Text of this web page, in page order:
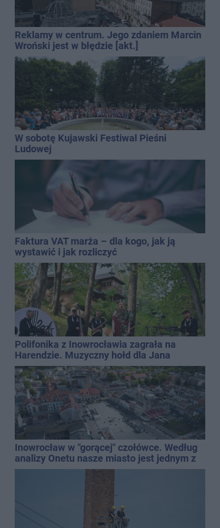
Reklamy w centrum. Jego zdaniem Marcin
Wroński jest w błędzie [akt.]
W sobotę Kujawski Festiwal Pieśni
Ludowej
Faktura VAT marża – dla kogo, jak ją
wystawić i jak rozliczyć
Polifonika z Inowrocławia zagrała na
Harendzie. Muzyczny hołd dla Jana
Kasprowicza
Inowrocław w "gorącej" czołówce. Według
analizy Onetu nasze miasto jest jednym z
najbardziej narażonych na upały